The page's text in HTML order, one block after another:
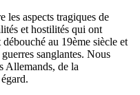
les aspects tragiques de
et hostilités qui ont
au 19ème siècle et
sanglantes. Nous
Allemands, de la